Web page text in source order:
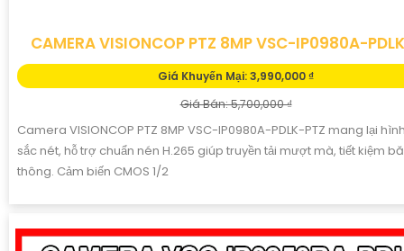
CAMERA VISIONCOP PTZ 8MP VSC-IP0980A-
Giá Khuyến Mại: 3,990,000 ₫
Giá Bán: 5,700,000 ₫
Camera VISIONCOP PTZ 8MP VSC-IP0980A-PDLK-PTZ mang lại
sắc nét, hỗ trợ chuẩn nén H.265 giúp truyền tải mượt mà, tiết kiệm
thông. Cảm biến CMOS 1/2